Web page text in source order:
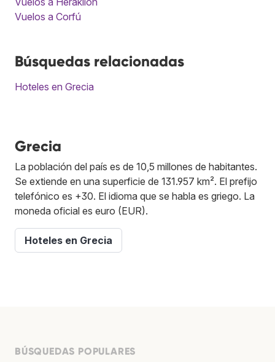
Vuelos a Corfú
Búsquedas relacionadas
Hoteles en Grecia
Grecia
La población del país es de 10,5 millones de habitantes.
Se extiende en una superficie de 131.957 km². El prefijo
telefónico es +30. El idioma que se habla es griego. La
moneda oficial es euro (EUR).
Hoteles en Grecia
BÚSQUEDAS POPULARES